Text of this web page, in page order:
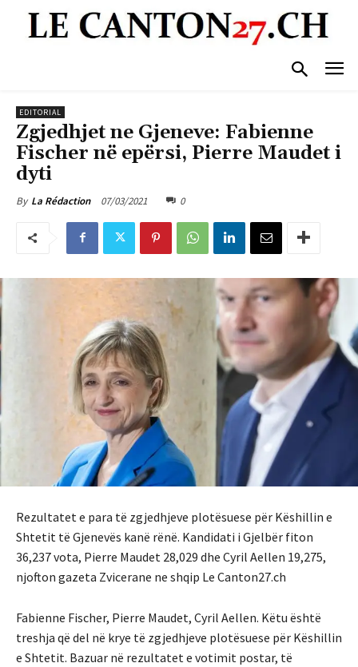
EDITORIAL
Zgjedhjet ne Gjeneve: Fabienne
Fischer në epërsi, Pierre Maudet i
dyti
By La Rédaction 07/03/2021 0
Rezultatet e para të zgjedhjeve plotësuese për Këshillin e
Shtetit të Gjenevës kanë rënë. Kandidati i Gjelbër fiton
36,237 vota, Pierre Maudet 28,029 dhe Cyril Aellen 19,275,
njofton gazeta Zvicerane ne shqip Le Canton27.ch
Fabienne Fischer, Pierre Maudet, Cyril Aellen. Këtu është
treshja që del në krye të zgjedhjeve plotësuese për Këshillin
e Shtetit. Bazuar në rezultatet e votimit postar, të